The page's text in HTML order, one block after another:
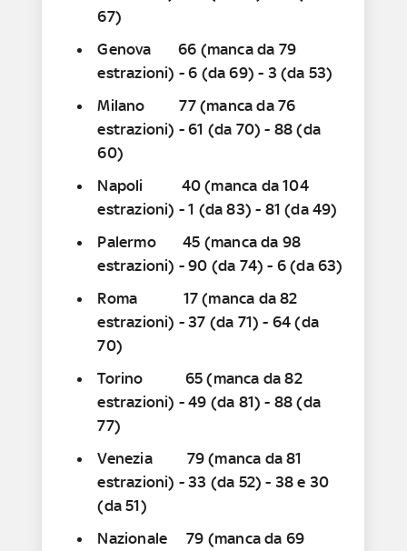
67)
Genova 66 (manca da 79
estrazioni) - 6 (da 69) - 3 (da 53)
Milano 77 (manca da 76
estrazioni) - 61 (da 70) - 88 (da
60)
Napoli 40 (manca da 104
estrazioni) - 1 (da 83) - 81 (da 49)
Palermo 45 (manca da 98
estrazioni) - 90 (da 74) - 6 (da 63)
Roma 17 (manca da 82
estrazioni) - 37 (da 71) - 64 (da
70)
Torino 65 (manca da 82
estrazioni) - 49 (da 81) - 88 (da
77)
Venezia 79 (manca da 81
estrazioni) - 33 (da 52) - 38 e 30
(da 51)
Nazionale 79 (manca da 69